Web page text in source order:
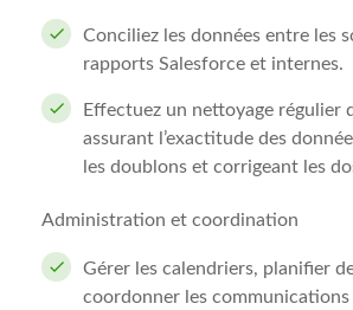
Conciliez les données entre les
rapports Salesforce et internes.
Effectuez un nettoyage régulier
assurant l’exactitude des
les doublons et corrigeant les
Administration et coordination
Gérer les calendriers, planifier
coordonner les